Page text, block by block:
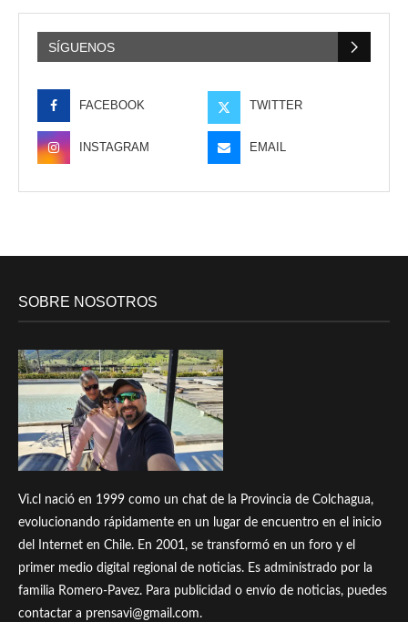
SÍGUENOS
FACEBOOK TWITTER
INSTAGRAM EMAIL
SOBRE NOSOTROS
Vi.cl nació en 1999 como un chat de la Provincia de Colchagua,
evolucionando rápidamente en un lugar de encuentro en el inicio
del Internet en Chile. En 2001, se transformó en un foro y el
primer medio digital regional de noticias. Es administrado por la
familia Romero-Pavez. Para publicidad o envío de noticias, puedes
contactar a prensavi@gmail.com.